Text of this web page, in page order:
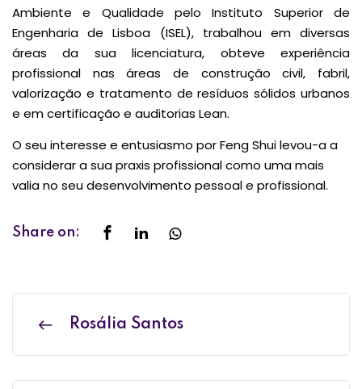
Ambiente e Qualidade pelo Instituto Superior de
Engenharia de Lisboa (ISEL), trabalhou em diversas
áreas da sua licenciatura, obteve experiência
profissional nas áreas de construção civil, fabril,
valorização e tratamento de resíduos sólidos urbanos
e em certificação e auditorias Lean.
O seu interesse e entusiasmo por Feng Shui levou-a a
considerar a sua praxis profissional como uma mais
valia no seu desenvolvimento pessoal e profissional.
Share on:
Rosália Santos